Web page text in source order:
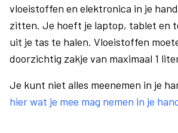
vloeistoffen en elektronica in je
zitten. Je hoeft je laptop, tablet en
uit je tas te halen. Vloeistoffen
doorzichtig zakje van maximaal 1
Je kunt niet alles meenemen in je
hier wat je mee mag nemen in je